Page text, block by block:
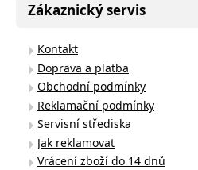
Zákaznický servis
Kontakt
Doprava a platba
Obchodní podmínky
Reklamační podmínky
Servisní střediska
Jak reklamovat
Vrácení zboží do 14 dnů